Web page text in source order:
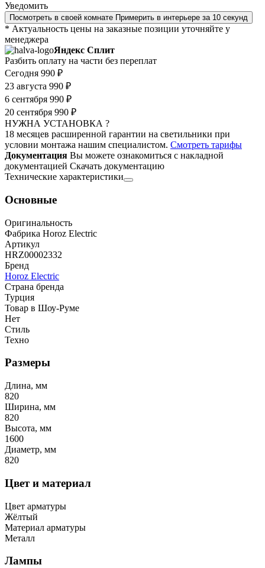
Уведомить
Посмотреть в своей комнате Примерить в интерьере за 10 секунд
* Актуальность цены на заказные позиции уточняйте у
менеджера
Яндекс Сплит
Разбить оплату на части без переплат
Сегодня 990 ₽
23 августа 990 ₽
6 сентября 990 ₽
20 сентября 990 ₽
НУЖНА УСТАНОВКА ?
18 месяцев расширенной гарантии на светильники при
условии монтажа нашим специалистом. Смотреть тарифы
Документация Вы можете ознакомиться с накладной
документацией Скачать документацию
Технические характеристики
Основные
Оригинальность
Фабрика Horoz Electric
Артикул
HRZ00002332
Бренд
Horoz Electric
Страна бренда
Турция
Товар в Шоу-Руме
Нет
Стиль
Техно
Размеры
Длина, мм
820
Ширина, мм
820
Высота, мм
1600
Диаметр, мм
820
Цвет и материал
Цвет арматуры
Жёлтый
Материал арматуры
Металл
Лампы